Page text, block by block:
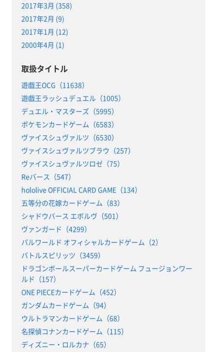
2017年3月 (358)
2017年2月 (9)
2017年1月 (12)
2000年4月 (1)
取扱タイトル
遊戯王OCG（11638）
遊戯王ラッシュデュエル（1005）
デュエル・マスターズ（5995）
ポケモンカードゲーム（6583）
ヴァイスシュヴァルツ（6530）
ヴァイスシュヴァルツブラウ（257）
ヴァイスシュヴァルツロゼ（75）
Reバース（547）
hololive OFFICIAL CARD GAME（134）
五等分の花嫁カードゲーム（83）
シャドウバース エボルヴ（501）
ヴァンガード（4299）
パルワールド オフィシャルカードゲーム（2）
バトルスピリッツ（3459）
ドラゴンボールスーパーカードゲーム フュージョンワー
ルド（157）
ONE PIECEカードゲーム（452）
ガンダムカードゲーム（94）
ウルトラマンカードゲーム（68）
名探偵コナンカードゲーム（115）
ディズニー・ロルカナ（65）